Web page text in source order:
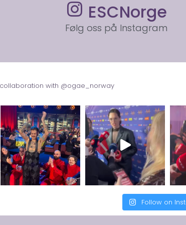
ESCNorge
Følg oss på Instagram
collaboration with @ogae_norway
Follow on